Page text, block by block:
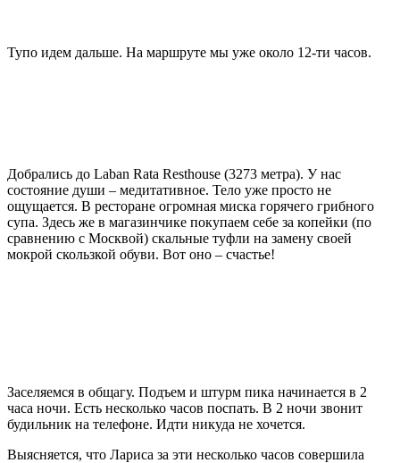
Тупо идем дальше. На маршруте мы уже около 12-ти часов.
Добрались до Laban Rata Resthouse (3273 метра). У нас
состояние души – медитативное. Тело уже просто не
ощущается. В ресторане огромная миска горячего грибного
супа. Здесь же в магазинчике покупаем себе за копейки (по
сравнению с Москвой) скальные туфли на замену своей
мокрой скользкой обуви. Вот оно – счастье!
Заселяемся в общагу. Подъем и штурм пика начинается в 2
часа ночи. Есть несколько часов поспать. В 2 ночи звонит
будильник на телефоне. Идти никуда не хочется.
Выясняется, что Лариса за эти несколько часов совершила